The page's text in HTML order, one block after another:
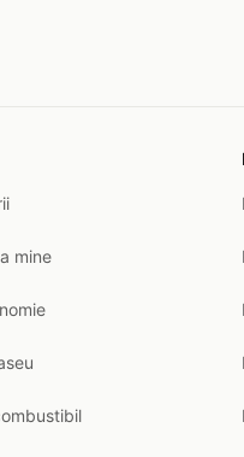
mine